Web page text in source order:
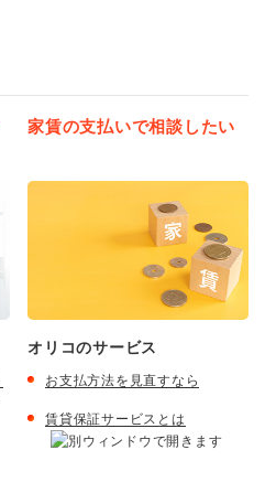
家賃の支払いで相談したい
オリコのサービス
お支払方法を見直すなら
賃貸保証サービスとは